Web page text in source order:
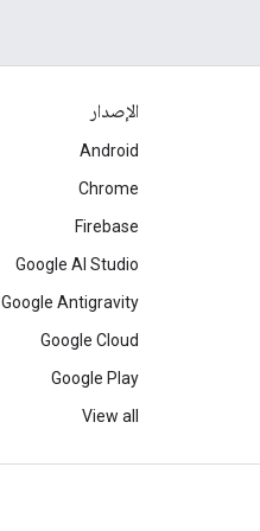
الإصدار
Android
Chrome
Firebase
Google AI Studio
Google Antigravity
Google Cloud
Google Play
View all